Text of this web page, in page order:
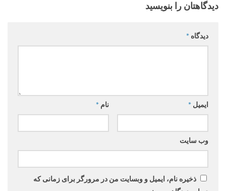
دیدگاهتان را بنویسید
دیدگاه *
نام * ایمیل *
وب‌ سایت
ذخیره نام، ایمیل و وبسایت من در مرورگر برای زمانی که